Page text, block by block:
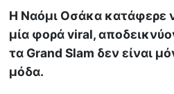
Η Ναόμι Οσάκα κατάφερε
μία φορά viral,
τα Grand Slam δεν είναι
μόδα.